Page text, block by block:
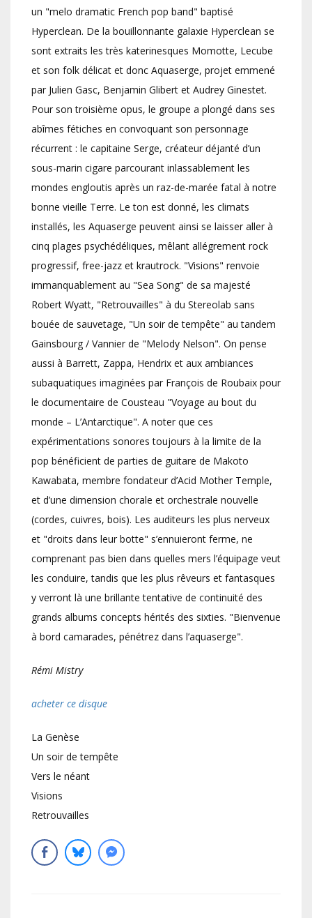
un "melo dramatic French pop band" baptisé
Hyperclean. De la bouillonnante galaxie Hyperclean se
sont extraits les très katerinesques Momotte, Lecube
et son folk délicat et donc Aquaserge, projet emmené
par Julien Gasc, Benjamin Glibert et Audrey Ginestet.
Pour son troisième opus, le groupe a plongé dans ses
abîmes fétiches en convoquant son personnage
récurrent : le capitaine Serge, créateur déjanté d’un
sous-marin cigare parcourant inlassablement les
mondes engloutis après un raz-de-marée fatal à notre
bonne vieille Terre. Le ton est donné, les climats
installés, les Aquaserge peuvent ainsi se laisser aller à
cinq plages psychédéliques, mêlant allégrement rock
progressif, free-jazz et krautrock. "Visions" renvoie
immanquablement au "Sea Song" de sa majesté
Robert Wyatt, "Retrouvailles" à du Stereolab sans
bouée de sauvetage, "Un soir de tempête" au tandem
Gainsbourg / Vannier de "Melody Nelson". On pense
aussi à Barrett, Zappa, Hendrix et aux ambiances
subaquatiques imaginées par François de Roubaix pour
le documentaire de Cousteau "Voyage au bout du
monde – L’Antarctique". A noter que ces
expérimentations sonores toujours à la limite de la
pop bénéficient de parties de guitare de Makoto
Kawabata, membre fondateur d’Acid Mother Temple,
et d’une dimension chorale et orchestrale nouvelle
(cordes, cuivres, bois). Les auditeurs les plus nerveux
et "droits dans leur botte" s’ennuieront ferme, ne
comprenant pas bien dans quelles mers l’équipage veut
les conduire, tandis que les plus rêveurs et fantasques
y verront là une brillante tentative de continuité des
grands albums concepts hérités des sixties. "Bienvenue
à bord camarades, pénétrez dans l’aquaserge".
Rémi Mistry
acheter ce disque
La Genèse
Un soir de tempête
Vers le néant
Visions
Retrouvailles